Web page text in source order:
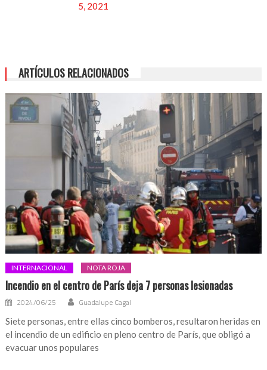
5, 2021
ARTÍCULOS RELACIONADOS
INTERNACIONAL NOTA ROJA
Incendio en el centro de París deja 7 personas lesionadas
2024/06/25 Guadalupe Cagal
Siete personas, entre ellas cinco bomberos, resultaron heridas en
el incendio de un edificio en pleno centro de París, que obligó a
evacuar unos populares